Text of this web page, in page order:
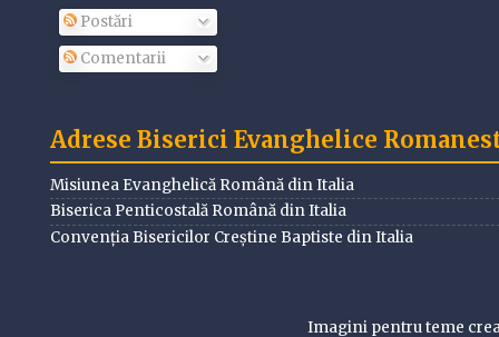
Postări
Comentarii
Adrese Biserici Evanghelice
Misiunea Evanghelică Română din Italia
Biserica Penticostală Română din Italia
Convenția Bisericilor Creștine Baptiste din Italia
Imagini pentru teme